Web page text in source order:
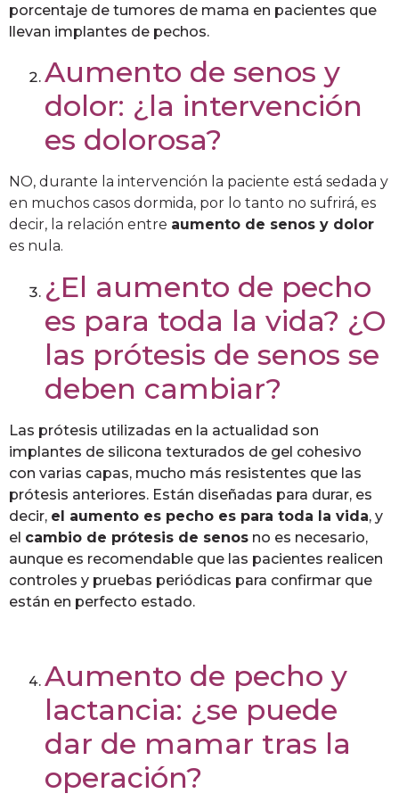
porcentaje de tumores de mama en pacientes que
llevan implantes de pechos.
Aumento de senos y
dolor: ¿la intervención
es dolorosa?
NO, durante la intervención la paciente está sedada y
en muchos casos dormida, por lo tanto no sufrirá, es
decir, la relación entre aumento de senos y dolor
es nula.
¿El aumento de pecho
es para toda la vida? ¿O
las prótesis de senos se
deben cambiar?
Las prótesis utilizadas en la actualidad son
implantes de silicona texturados de gel cohesivo
con varias capas, mucho más resistentes que las
prótesis anteriores. Están diseñadas para durar, es
decir, el aumento es pecho es para toda la vida, y
el cambio de prótesis de senos no es necesario,
aunque es recomendable que las pacientes realicen
controles y pruebas periódicas para confirmar que
están en perfecto estado.
Aumento de pecho y
lactancia: ¿se puede
dar de mamar tras la
operación?